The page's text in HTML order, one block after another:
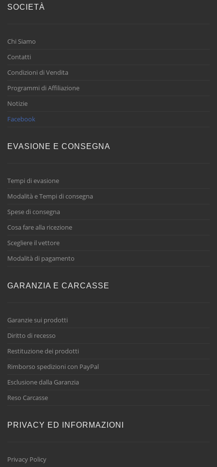
SOCIETÀ
Chi Siamo
Contatti
Condizioni di Vendita
Programmi di Affiliazione
Notizie
Facebook
EVASIONE E CONSEGNA
Tempi di evasione
Modalità e Tempi di consegna
Spese di consegna
Cosa fare alla ricezione
Scegliere il vettore
Modalità di pagamento
GARANZIA E CARCASSE
Garanzie sui prodotti
Diritto di recesso
Restituzione dei prodotti
Rimborso spedizioni con PayPal
Esclusione dalla Garanzia
Reso Carcasse
PRIVACY ED INFORMAZIONI
Privacy Policy